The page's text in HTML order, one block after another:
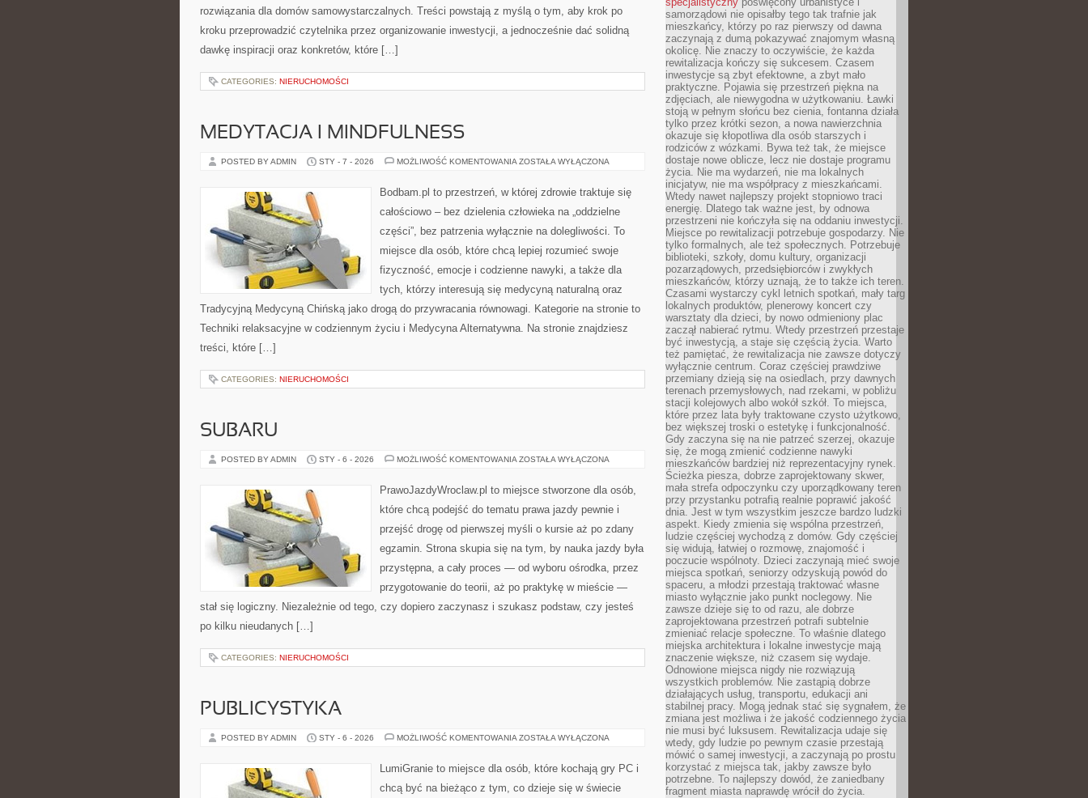
rozwiązania dla domów samowystarczalnych. Treści powstają z myślą o tym, aby krok po
kroku przeprowadzić czytelnika przez organizowanie inwestycji, a jednocześnie dać solidną
dawkę inspiracji oraz konkretów, które […]
CATEGORIES: NIERUCHOMOŚCI
MEDYTACJA I MINDFULNESS
POSTED BY ADMIN STY - 7 - 2026 MOŻLIWOŚĆ KOMENTOWANIA MEDYTACJA
ZOSTAŁA WYŁĄCZONA
Bodbam.pl to przestrzeń, w której zdrowie traktuje się
całościowo – bez dzielenia człowieka na „oddzielne
części”, bez patrzenia wyłącznie na dolegliwości. To
miejsce dla osób, które chcą lepiej rozumieć swoje
fizyczność, emocje i codzienne nawyki, a także dla
tych, którzy interesują się medycyną naturalną oraz
Tradycyjną Medycyną Chińską jako drogą do przywracania równowagi. Kategorie na stronie to
Techniki relaksacyjne w codziennym życiu i Medycyna Alternatywna. Na stronie znajdziesz
treści, które […]
CATEGORIES: NIERUCHOMOŚCI
SUBARU
POSTED BY ADMIN STY - 6 - 2026 MOŻLIWOŚĆ KOMENTOWANIA SUBARU
ZOSTAŁA WYŁĄCZONA
PrawoJazdyWroclaw.pl to miejsce stworzone dla osób,
które chcą podejść do tematu prawa jazdy pewnie i
przejść drogę od pierwszej myśli o kursie aż po zdany
egzamin. Strona skupia się na tym, by nauka jazdy była
przystępna, a cały proces — od wyboru ośrodka, przez
przygotowanie do teorii, aż po praktykę w mieście —
stał się logiczny. Niezależnie od tego, czy dopiero zaczynasz i szukasz podstaw, czy jesteś
po kilku nieudanych […]
CATEGORIES: NIERUCHOMOŚCI
PUBLICYSTYKA
POSTED BY ADMIN STY - 6 - 2026 MOŻLIWOŚĆ KOMENTOWANIA PUBLICYSTYKA
ZOSTAŁA WYŁĄCZONA
LumiGranie to miejsce dla osób, które kochają gry PC i
chcą być na bieżąco z tym, co dzieje się w świecie
samorządowi nie opisałby tego tak trafnie jak
mieszkańcy, którzy po raz pierwszy od dawna
zaczynają z dumą pokazywać znajomym własną
okolicę. Nie znaczy to oczywiście, że każda
rewitalizacja kończy się sukcesem. Czasem
inwestycje są zbyt efektowne, a zbyt mało
praktyczne. Pojawia się przestrzeń piękna na
zdjęciach, ale niewygodna w użytkowaniu. Ławki
stoją w pełnym słońcu bez cienia, fontanna działa
tylko przez krótki sezon, a nowa nawierzchnia
okazuje się kłopotliwa dla osób starszych i
rodziców z wózkami. Bywa też tak, że miejsce
dostaje nowe oblicze, lecz nie dostaje programu
życia. Nie ma wydarzeń, nie ma lokalnych
inicjatyw, nie ma współpracy z mieszkańcami.
Wtedy nawet najlepszy projekt stopniowo traci
energię. Dlatego tak ważne jest, by odnowa
przestrzeni nie kończyła się na oddaniu inwestycji.
Miejsce po rewitalizacji potrzebuje gospodarzy. Nie
tylko formalnych, ale też społecznych. Potrzebuje
biblioteki, szkoły, domu kultury, organizacji
pozarządowych, przedsiębiorców i zwykłych
mieszkańców, którzy uznają, że to także ich teren.
Czasami wystarczy cykl letnich spotkań, mały targ
lokalnych produktów, plenerowy koncert czy
warsztaty dla dzieci, by nowo odmieniony plac
zaczął nabierać rytmu. Wtedy przestrzeń przestaje
być inwestycją, a staje się częścią życia. Warto
też pamiętać, że rewitalizacja nie zawsze dotyczy
wyłącznie centrum. Coraz częściej prawdziwe
przemiany dzieją się na osiedlach, przy dawnych
terenach przemysłowych, nad rzekami, w pobliżu
stacji kolejowych albo wokół szkół. To miejsca,
które przez lata były traktowane czysto użytkowo,
bez większej troski o estetykę i funkcjonalność.
Gdy zaczyna się na nie patrzeć szerzej, okazuje
się, że mogą zmienić codzienne nawyki
mieszkańców bardziej niż reprezentacyjny rynek.
Ścieżka piesza, dobrze zaprojektowany skwer,
mała strefa odpoczynku czy uporządkowany teren
przy przystanku potrafią realnie poprawić jakość
dnia. Jest w tym wszystkim jeszcze bardzo ludzki
aspekt. Kiedy zmienia się wspólna przestrzeń,
ludzie częściej wychodzą z domów. Gdy częściej
się widują, łatwiej o rozmowę, znajomość i
poczucie wspólnoty. Dzieci zaczynają mieć swoje
miejsca spotkań, seniorzy odzyskują powód do
spaceru, a młodzi przestają traktować własne
miasto wyłącznie jako punkt noclegowy. Nie
zawsze dzieje się to od razu, ale dobrze
zaprojektowana przestrzeń potrafi subtelnie
zmieniać relacje społeczne. To właśnie dlatego
miejska architektura i lokalne inwestycje mają
znaczenie większe, niż czasem się wydaje.
Odnowione miejsca nigdy nie rozwiązują
wszystkich problemów. Nie zastąpią dobrze
działających usług, transportu, edukacji ani
stabilnej pracy. Mogą jednak stać się sygnałem, że
zmiana jest możliwa i że jakość codziennego życia
nie musi być luksusem. Rewitalizacja udaje się
wtedy, gdy ludzie po pewnym czasie przestają
mówić o samej inwestycji, a zaczynają po prostu
korzystać z miejsca tak, jakby zawsze było
potrzebne. To najlepszy dowód, że zaniedbany
fragment miasta naprawdę wrócił do życia.